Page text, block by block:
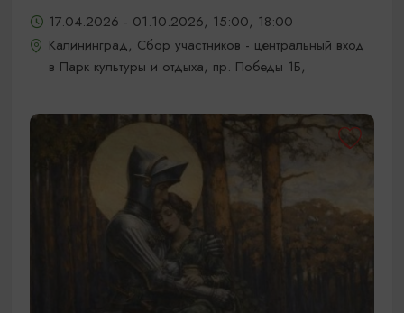
17.04.2026 - 01.10.2026, 15:00, 18:00
Калининград, Сбор участников - центральный вход
в Парк культуры и отдыха, пр. Победы 1Б,